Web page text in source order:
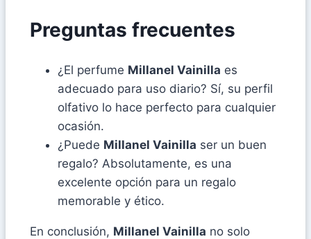
Preguntas frecuentes
¿El perfume Millanel Vainilla es
adecuado para uso diario? Sí, su perfil
olfativo lo hace perfecto para cualquier
ocasión.
¿Puede Millanel Vainilla ser un buen
regalo? Absolutamente, es una
excelente opción para un regalo
memorable y ético.
En conclusión, Millanel Vainilla no solo